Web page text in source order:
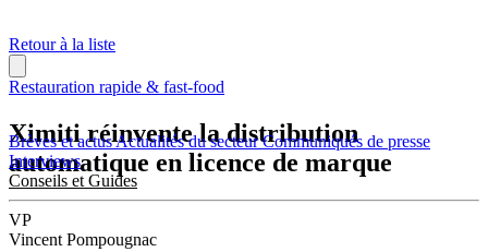
Brèves et actusActualités du secteurCommuniqués de presse
Interviews
Conseils et Guides
Retour à la liste
Restauration rapide & fast-food
Ximiti réinvente la distribution
automatique en licence de marque
VP
Vincent Pompougnac